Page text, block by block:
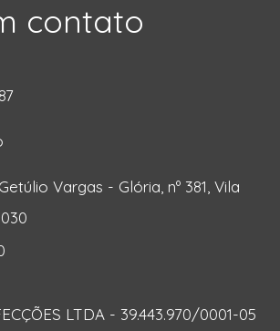
contato
Vargas - Glória, nº 381, Vila
LTDA - 39.443.970/0001-05